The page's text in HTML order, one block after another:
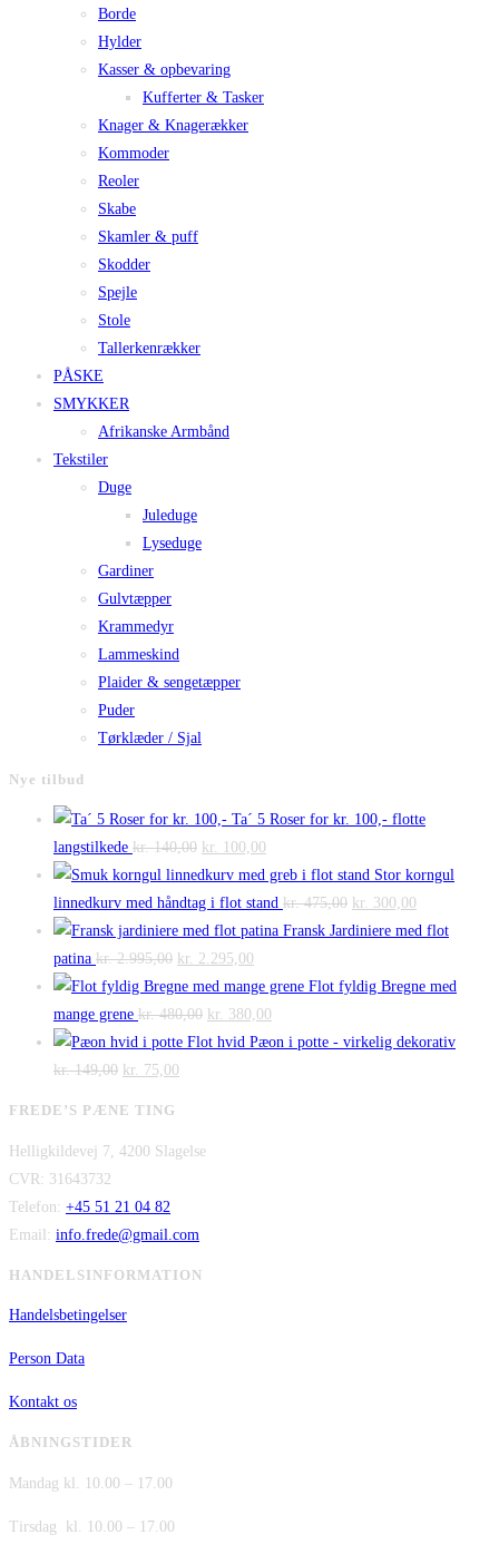
Borde
Hylder
Kasser & opbevaring
Kufferter & Tasker
Knager & Knagerækker
Kommoder
Reoler
Skabe
Skamler & puff
Skodder
Spejle
Stole
Tallerkenrækker
PÅSKE
SMYKKER
Afrikanske Armbånd
Tekstiler
Duge
Juleduge
Lyseduge
Gardiner
Gulvtæpper
Krammedyr
Lammeskind
Plaider & sengetæpper
Puder
Tørklæder / Sjal
Nye tilbud
Ta´ 5 Roser for kr. 100,- flotte
langstilkede kr.140,00 Den
oprindelige
pris
var:
kr. 140,00.
kr. 100,00
aktuelle
pris
er:
Stor korngul
linnedkurv med håndtag i flot stand kr.475,00 Den
oprindelige
var:
kr. 300,00
aktuelle
er:
Fransk Jardiniere med flot
patina kr.2.995,00 Den
oprindelige
pris
var:
kr. 2.995,00.
kr. 2.295,00
aktuelle
pris
er:
Flot fyldig Bregne med
mange grene kr.480,00 Den
oprindelige
kr. 380,00
aktuelle
Flot hvid Pæon i potte - virkelig dekorativ
kr.149,00 Den
var:
kr. 75,00
er:
FREDE’S PÆNE TING
Helligkildevej 7, 4200 Slagelse
CVR: 31643732
Telefon: +45 51 21 04 82
Email: info.frede@gmail.com
HANDELSINFORMATION
Handelsbetingelser
Person Data
Kontakt os
ÅBNINGSTIDER
Mandag kl. 10.00 – 17.00
Tirsdag kl. 10.00 – 17.00